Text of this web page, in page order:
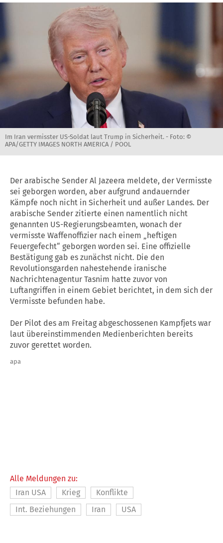
Im Iran vermisster US-Soldat laut Trump in Sicherheit. - Foto: ©
APA/GETTY IMAGES NORTH AMERICA / POOL
Der arabische Sender Al Jazeera meldete, der Vermisste
sei geborgen worden, aber aufgrund andauernder
Kämpfe noch nicht in Sicherheit und außer Landes. Der
arabische Sender zitierte einen namentlich nicht
genannten US-Regierungsbeamten, wonach der
vermisste Waffenoffizier nach einem „heftigen
Feuergefecht“ geborgen worden sei. Eine offizielle
Bestätigung gab es zunächst nicht. Die den
Revolutionsgarden nahestehende iranische
Nachrichtenagentur Tasnim hatte zuvor von
Luftangriffen in einem Gebiet berichtet, in dem sich der
Vermisste befunden habe.
Der Pilot des am Freitag abgeschossenen Kampfjets war
laut übereinstimmenden Medienberichten bereits
zuvor gerettet worden.
apa
Alle Meldungen zu:
Iran USA
Krieg
Konflikte
Int. Beziehungen
Iran USA